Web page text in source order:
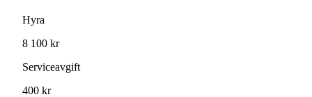
Hyra
8 100 kr
Serviceavgift
400 kr